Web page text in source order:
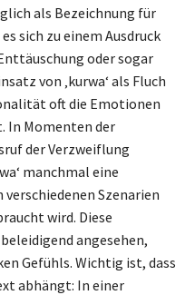
als Bezeichnung für
sich zu einem Ausdruck
oder sogar
von ‚kurwa‘ als Fluch
oft die Emotionen
In Momenten der
der Verzweiflung
manchmal eine
Szenarien
wird. Diese
angesehen,
Gefühls. Wichtig ist, dass
abhängt: In einer